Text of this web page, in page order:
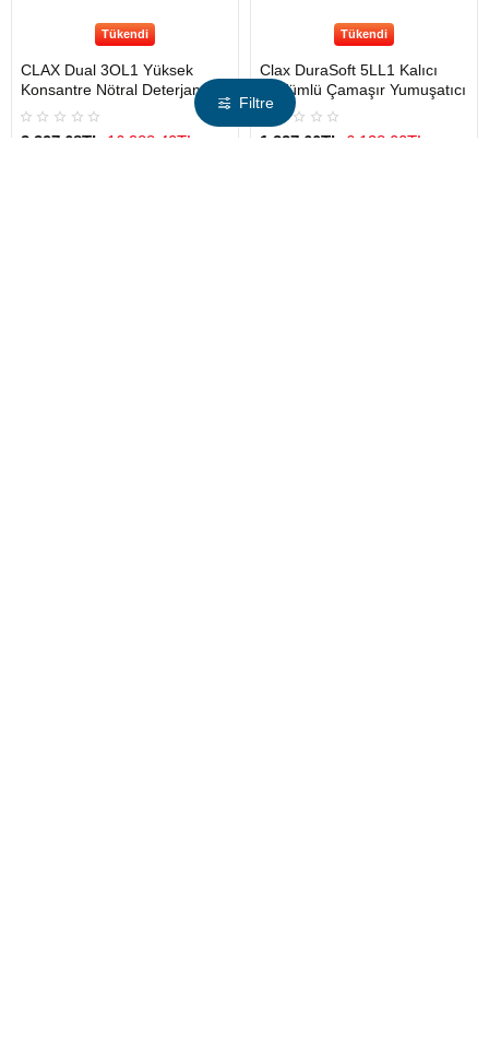
Tükendi
CLAX Dual 3OL1 Yüksek
Konsantre Nötral Deterjan
3.397,68TL 16.988,40TL
Tükendi
Clax DuraSoft 5LL1 Kalıcı
Parfümlü Çamaşır Yumuşatıcı
1.227,60TL 6.138,00TL
Filtre